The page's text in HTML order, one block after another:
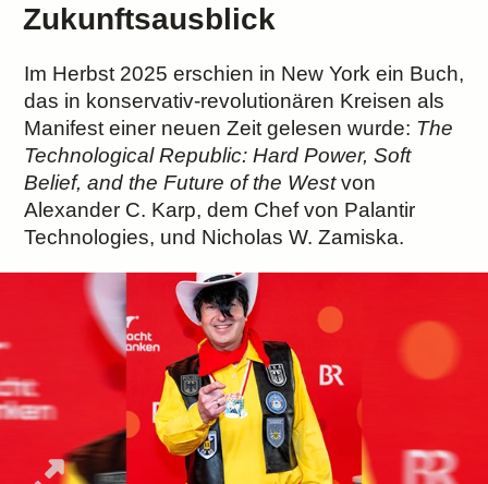
Zukunftsausblick
Im Herbst 2025 erschien in New York ein Buch,
das in konservativ-revolutionären Kreisen als
Manifest einer neuen Zeit gelesen wurde: The
Technological Republic: Hard Power, Soft
Belief, and the Future of the Westvon
Alexander C. Karp, dem Chef von Palantir
Technologies, und Nicholas W. Zamiska.